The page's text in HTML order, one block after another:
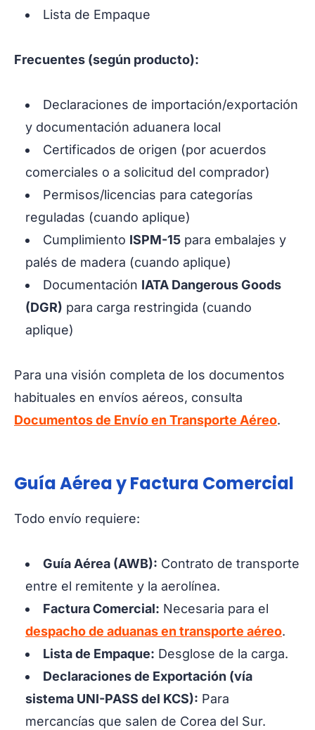
Lista de Empaque
Frecuentes (según producto):
Declaraciones de importación/exportación
y documentación aduanera local
Certificados de origen (por acuerdos
comerciales o a solicitud del comprador)
Permisos/licencias para categorías
reguladas (cuando aplique)
Cumplimiento ISPM-15 para embalajes y
palés de madera (cuando aplique)
Documentación IATA Dangerous Goods
(DGR) para carga restringida (cuando
aplique)
Para una visión completa de los documentos
habituales en envíos aéreos, consulta
Documentos de Envío en Transporte Aéreo.
Guía Aérea y Factura Comercial
Todo envío requiere:
Guía Aérea (AWB): Contrato de transporte
entre el remitente y la aerolínea.
Factura Comercial: Necesaria para el
despacho de aduanas en transporte aéreo.
Lista de Empaque: Desglose de la carga.
Declaraciones de Exportación (vía
sistema UNI-PASS del KCS): Para
mercancías que salen de Corea del Sur.